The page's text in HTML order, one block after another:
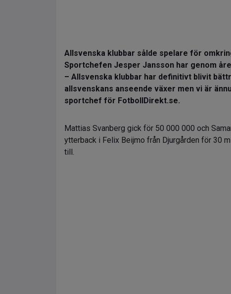
Allsvenska klubbar sålde spelare för
Sportchefen Jesper Jansson har genom
– Allsvenska klubbar har definitivt blivit
allsvenskans anseende växer men vi är
sportchef för FotbollDirekt.se.
Mattias Svanberg gick för 50 000 000 och
ytterback i Felix Beijmo från Djurgården för 30
till.